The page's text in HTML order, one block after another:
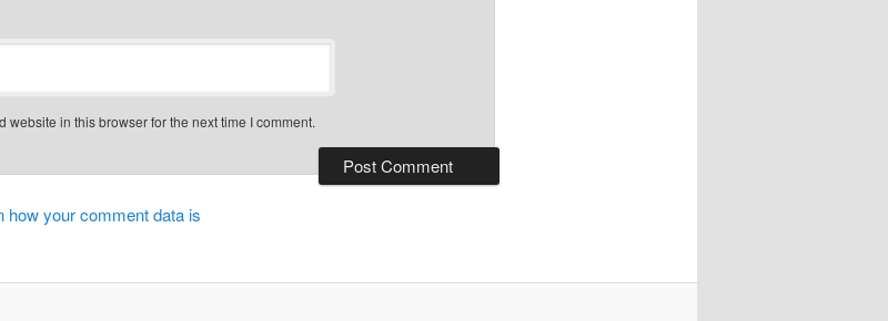
website in this browser for the next time I comment.
how your comment data is